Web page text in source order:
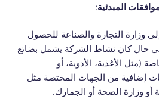
المبدئية:
وزارة التجارة والصناعة للحصول
حال كان نشاط الشركة يشمل بضائع
(مثل الأغذية، الأدوية، أو
إضافية من الجهات المختصة مثل
أو وزارة الصحة أو الجمارك.